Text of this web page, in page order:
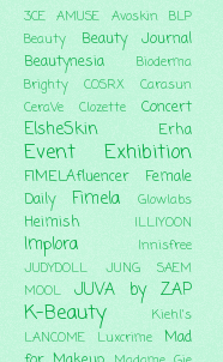
3CE AMUSE Avoskin BLP
Beauty
Beauty Journal
Beautynesia
Bioderma
Brighty
COSRX
Carasun
CeraVe
Clozette Concert
ElsheSkin Erha
Event Exhibition
FIMELAfluencer
Female
Daily
Fimela Glowlabs
Heimish ILLIYOON
Implora
Innisfree
JUDYDOLL
JUNG SAEM
MOOL
JUVA by ZAP
K-Beauty
Kiehl's
LANCOME
Luxcrime
Mad